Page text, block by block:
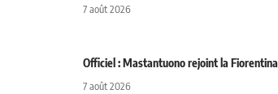
7 août 2026
Officiel : Mastantuono rejoint la Fiorentina
7 août 2026